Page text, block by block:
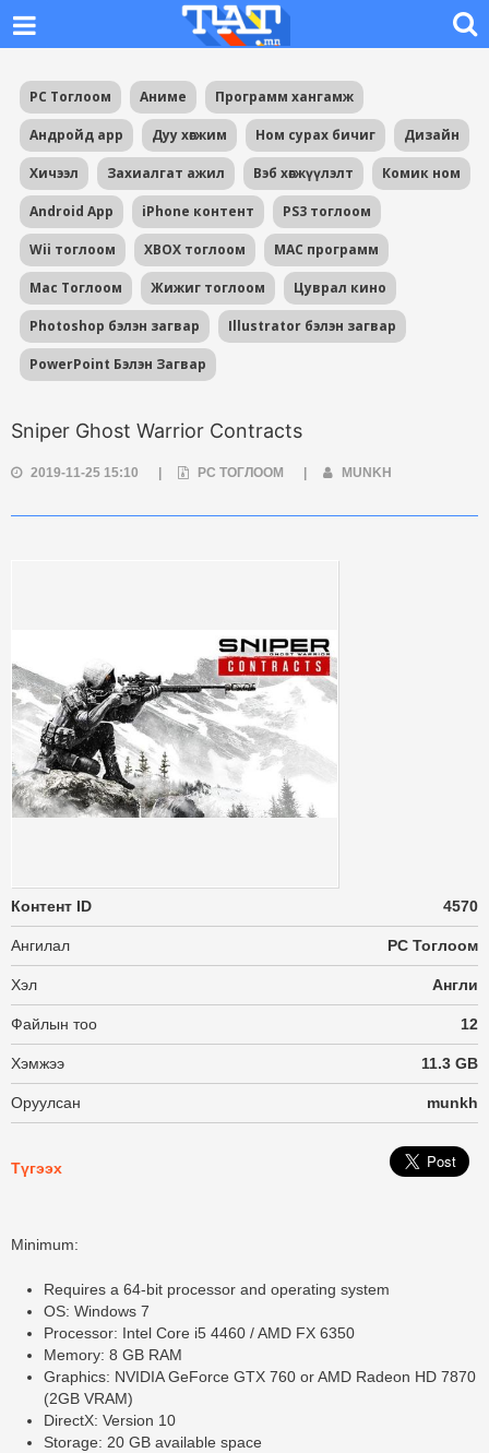
PC Тоглоом Аниме Программ хангамж
Андройд app Дуу хөгжим Ном сурах бичиг Дизайн
Хичээл Захиалгат ажил Вэб хөгжүүлэлт Комик ном
Android App iPhone контент PS3 тоглоом
Wii тоглоом XBOX тоглоом MAC программ
Mac Тоглоом Жижиг тоглоом Цуврал кино
Photoshop бэлэн загвар Illustrator бэлэн загвар
PowerPoint Бэлэн Загвар
Sniper Ghost Warrior Contracts
2019-11-25 15:10 PC ТОГЛООМ MUNKH
Контент ID 4570
Ангилал PC Тоглоом
Хэл Англи
Файлын тоо 12
Хэмжээ 11.3 GB
Оруулсан munkh
Түгээх
Minimum:
Requires a 64-bit processor and operating system
OS: Windows 7
Processor: Intel Core i5 4460 / AMD FX 6350
Memory: 8 GB RAM
Graphics: NVIDIA GeForce GTX 760 or AMD Radeon HD 7870
(2GB VRAM)
DirectX: Version 10
Storage: 20 GB available space